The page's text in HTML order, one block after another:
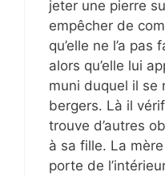
jeter une pierre
empêcher de
qu’elle ne l’a
alors qu’elle lui
muni duquel il se
bergers. Là il
trouve d’autres
à sa fille. La
porte de